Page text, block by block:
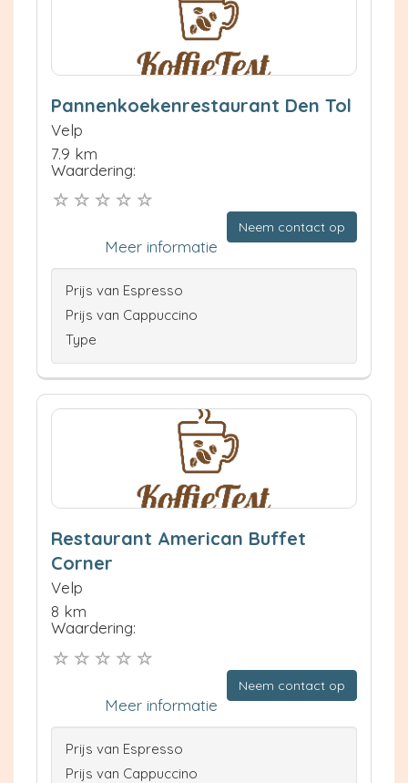
Pannenkoekenrestaurant Den Tol
Velp
7.9 km
Waardering:
Neem contact op
Meer informatie
Prijs van Espresso
Prijs van Cappuccino
Type
Restaurant American Buffet
Corner
Velp
8 km
Waardering:
Neem contact op
Meer informatie
Prijs van Espresso
Prijs van Cappuccino